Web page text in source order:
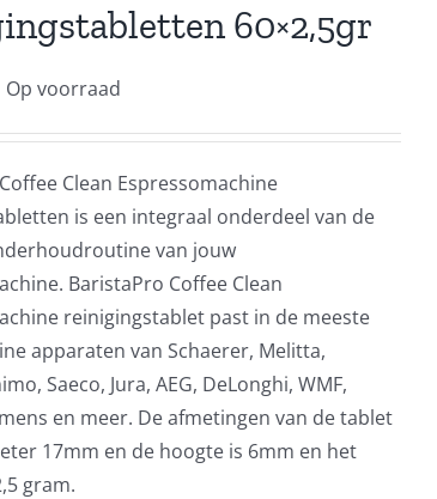
60×2,5gr
Op voorraad
Clean Espressomachine
is een integraal onderdeel van de
van jouw
BaristaPro Coffee Clean
reinigingstablet past in de meeste
apparaten van Schaerer, Melitta,
Saeco, Jura, AEG, DeLonghi, WMF,
en meer. De afmetingen van de tablet
17mm en de hoogte is 6mm en het
gram.